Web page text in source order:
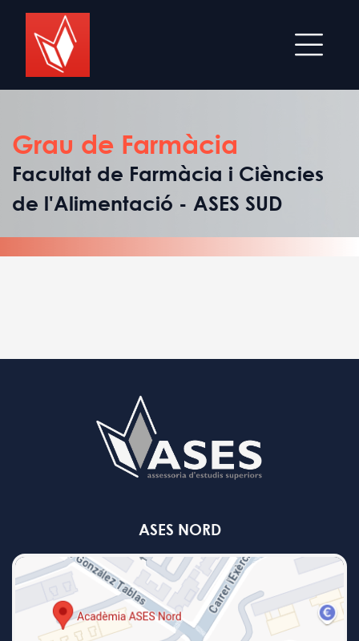
Grau de Farmàcia
Facultat de Farmàcia i Ciències
de l'Alimentació - ASES SUD
ASES NORD